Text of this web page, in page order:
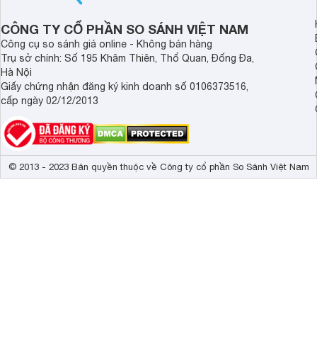
CÔNG TY CỔ PHẦN SO SÁNH VIỆT NAM
Công cụ so sánh giá online - Không bán hàng
Trụ sở chính: Số 195 Khâm Thiên, Thổ Quan, Đống Đa,
Hà Nội
Giấy chứng nhận đăng ký kinh doanh số 0106373516,
cấp ngày 02/12/2013
© 2013 - 2023 Bản quyền thuộc về Công ty cổ phần So Sánh Việt Nam